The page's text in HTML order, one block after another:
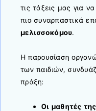
τις τάξεις μας για
πιο συναρπαστικά
μελισσοκόμου.
Η παρουσίαση
των παιδιών,
πράξη:
Οι μαθητές